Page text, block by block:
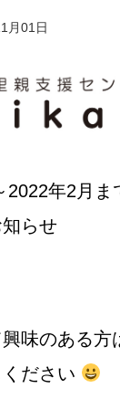
月01日
2022年2月ま
らせ
味のある方
ださい